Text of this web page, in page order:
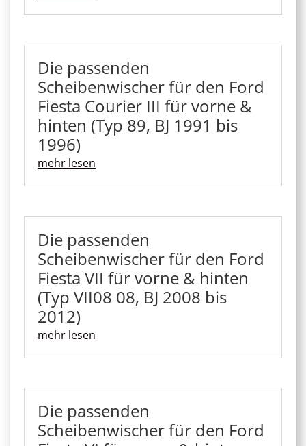
Die passenden
Scheibenwischer für den Ford
Fiesta Courier III für vorne &
hinten (Typ 89, BJ 1991 bis
1996)
mehr lesen
Die passenden
Scheibenwischer für den Ford
Fiesta VII für vorne & hinten
(Typ VII08 08, BJ 2008 bis
2012)
mehr lesen
Die passenden
Scheibenwischer für den Ford